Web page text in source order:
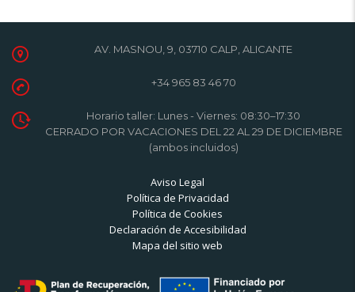
AV. MASNOU, 9, 03710 CALP, ALICANTE
+34 965 83 46 70
Horario taller: Lunes - Viernes: 08:30–17:30
CERRADO POR VACACIONES DEL 22 AL 29 DE DICIEMBRE
(ambos incluidos)
Aviso Legal
Política de Privacidad
Política de Cookies
Declaración de Accesibilidad
Mapa del sitio web